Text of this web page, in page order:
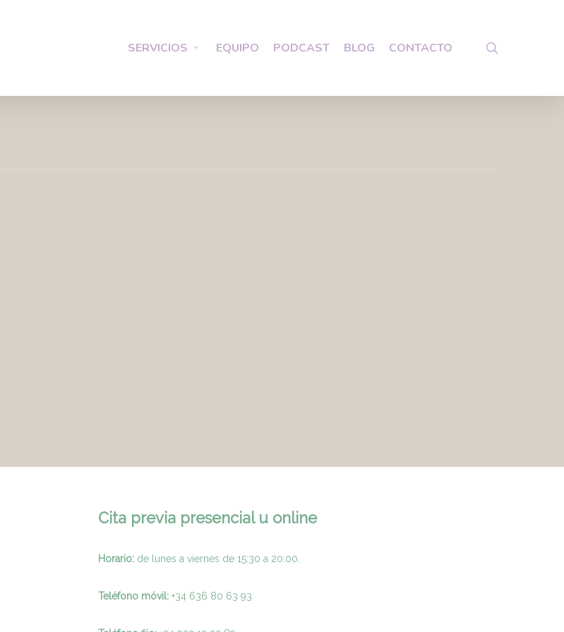
SERVICIOS EQUIPO PODCAST BLOG CONTACTO
Cita previa presencial u online
Horario:de lunes a viernes de 15:30 a 20:00.
Teléfono móvil: +34 636 80 63 93